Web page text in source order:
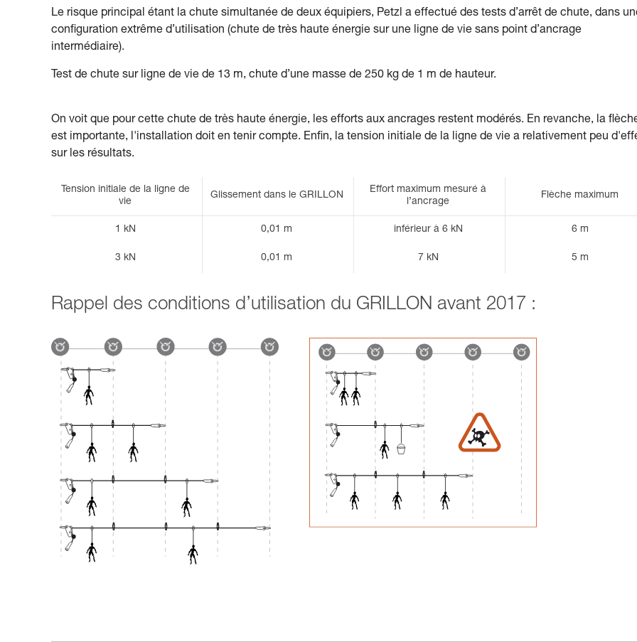
Le risque principal étant la chute simultanée de deux équipiers, Petzl a effectué des tests d’arrêt de chute, dans
configuration extrême d’utilisation (chute de très haute énergie sur une ligne de vie sans point d’ancrage
intermédiaire).
Test de chute sur ligne de vie de 13 m, chute d’une masse de 250 kg de 1 m de hauteur.
On voit que pour cette chute de très haute énergie, les efforts aux ancrages restent modérés. En revanche, la
est importante, l'installation doit en tenir compte. Enfin, la tension initiale de la ligne de vie a relativement peu
sur les résultats.
Tension initiale de la ligne de
vie
Glissement dans le GRILLON
Effort maximum mesuré à
l’ancrage
Flèche maximum
1 kN 0,01 m inférieur à 6 kN 6 m
3 kN 0,01 m 7 kN 5 m
Rappel des conditions d’utilisation du GRILLON avant 2017 :